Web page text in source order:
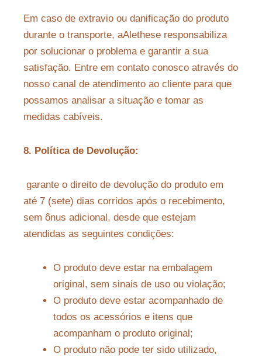
Em caso de extravio ou danificação do produto
durante o transporte, aAlethese responsabiliza
por solucionar o problema e garantir a sua
satisfação. Entre em contato conosco através do
nosso canal de atendimento ao cliente para que
possamos analisar a situação e tomar as
medidas cabíveis.
8. Política de Devolução:
garante o direito de devolução do produto em
até 7 (sete) dias corridos após o recebimento,
sem ônus adicional, desde que estejam
atendidas as seguintes condições:
O produto deve estar na embalagem
original, sem sinais de uso ou violação;
O produto deve estar acompanhado de
todos os acessórios e itens que
acompanham o produto original;
O produto não pode ter sido utilizado,